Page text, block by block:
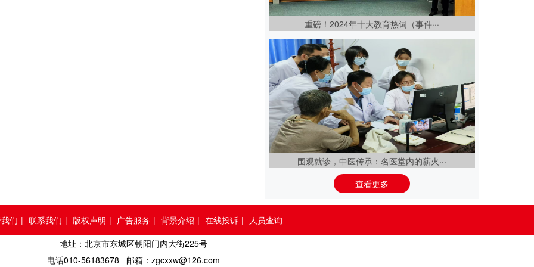
重磅！2024年十大教育热词（事件···
围观就诊，中医传承：名医堂内的薪火···
们 | 联系我们 | 版权声明 | 广告服务 | 背景介绍 | 在线投诉 | 人员查询
地址：北京市东城区朝阳门内大街225号
电话010-56183678 邮箱：zgcxxw@126.com